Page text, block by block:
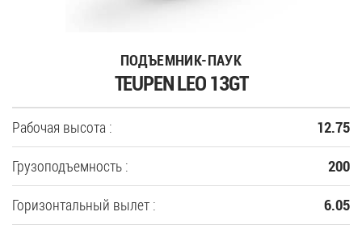
ПОДЪЕМНИК-ПАУК
TEUPEN LEO 13GT
Рабочая высота : 12.75
Грузоподъемность : 200
Горизонтальный вылет : 6.05